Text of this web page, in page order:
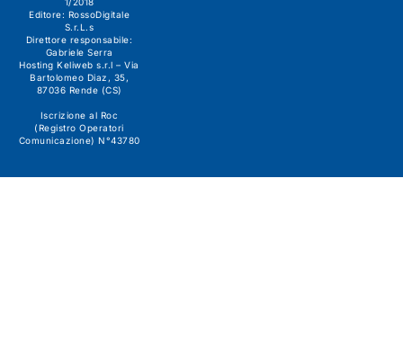
Editore: RossoDigitale
S.r.L.s
Direttore responsabile:
Gabriele Serra
Hosting Keliweb s.r.l – Via
Bartolomeo Diaz, 35,
87036 Rende (CS)
Iscrizione al Roc
(Registro Operatori
Comunicazione) N°43780